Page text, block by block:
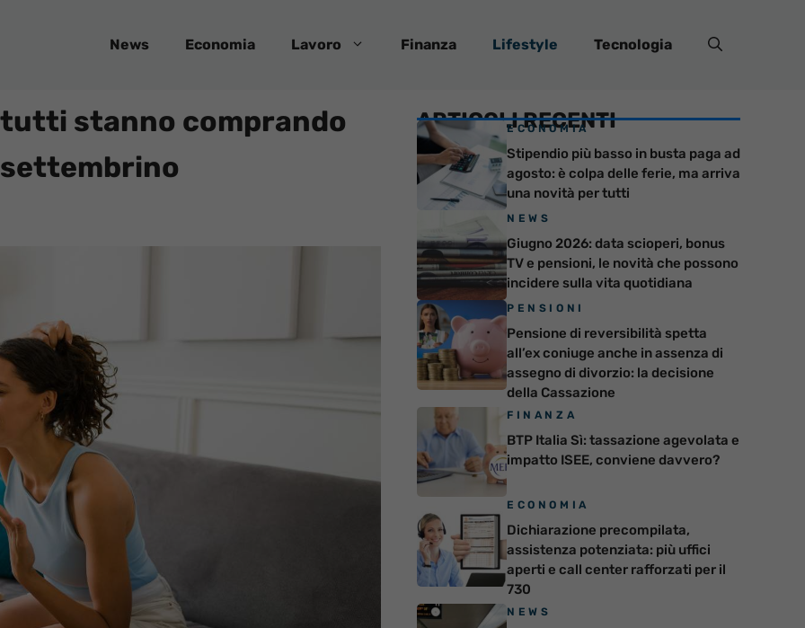
News Economia Lavoro Finanza Lifestyle Tecnologia
stanno comprando
ARTICOLI RECENTI
ECONOMIA
Stipendio più basso in busta paga ad
agosto: è colpa delle ferie, ma arriva
una novità per tutti
NEWS
Giugno 2026: data scioperi, bonus
TV e pensioni, le novità che possono
incidere sulla vita quotidiana
PENSIONI
Pensione di reversibilità spetta
all’ex coniuge anche in assenza di
assegno di divorzio: la decisione
della Cassazione
FINANZA
BTP Italia Sì: tassazione agevolata e
impatto ISEE, conviene davvero?
ECONOMIA
Dichiarazione precompilata,
assistenza potenziata: più uffici
aperti e call center rafforzati per il
730
NEWS